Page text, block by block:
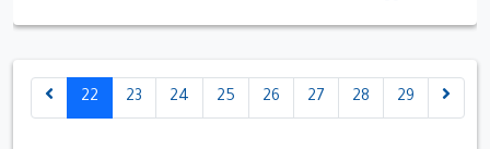
22 23 24 25 26 27 28 29